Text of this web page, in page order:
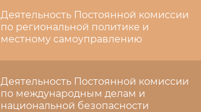
Деятельность Постоянной комиссии
по региональной политике и
местному самоуправлению
Деятельность Постоянной комиссии
по международным делам и
национальной безопасности